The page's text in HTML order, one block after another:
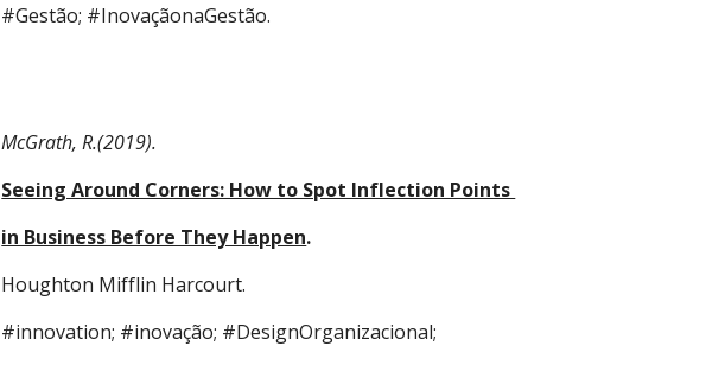
#Gestão; #InovaçãonaGestão.
McGrath, R.(2019).
Seeing Around Corners: How to Spot Inflection Points
in Business Before They Happen.
Houghton Mifflin Harcourt.
#innovation; #inovação; #DesignOrganizacional;